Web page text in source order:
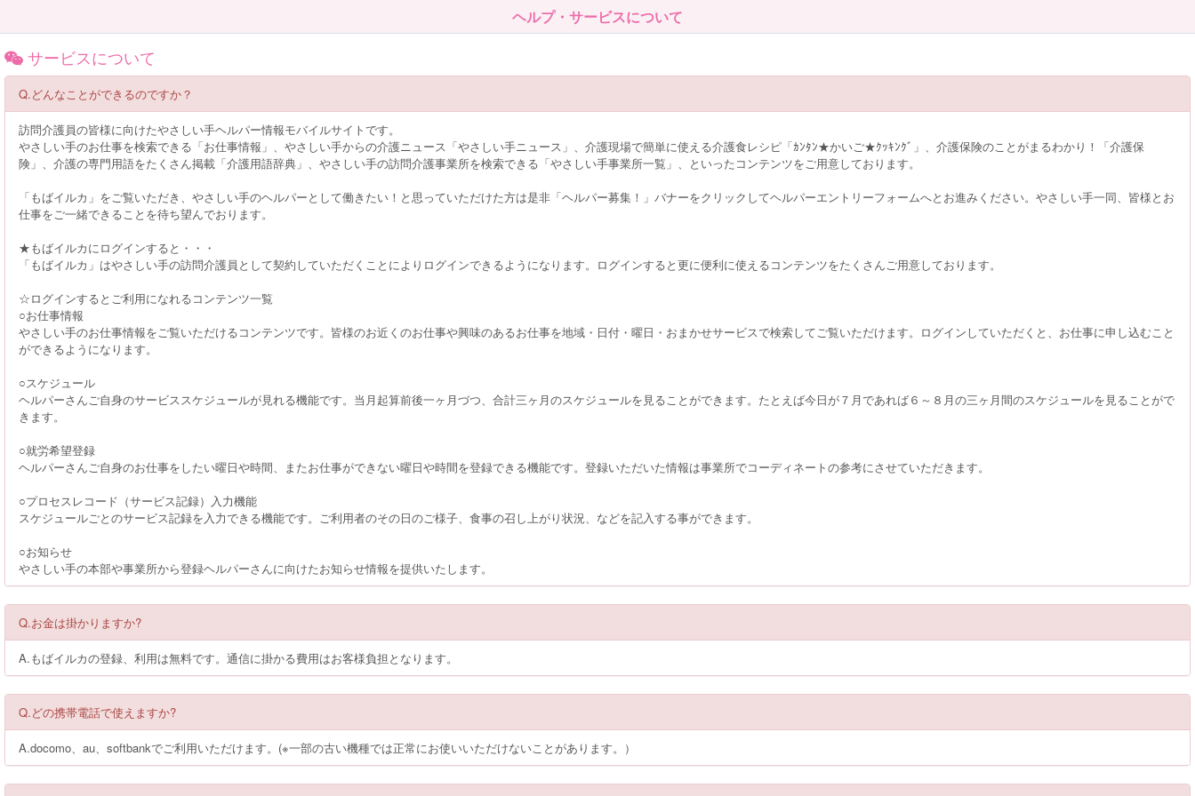
ヘルプ・サービスについて
サービスについて
Q.どんなことができるのですか？
訪問介護員の皆様に向けたやさしい手ヘルパー情報モバイルサイトです。
やさしい手のお仕事を検索できる「お仕事情報」、やさしい手からの介護ニュース「やさしい手ニュース」、介護現場で簡単に使える介護食レシピ「ｶﾝﾀﾝ★かいご★ｸｯｷﾝｸﾞ」、介護保険のことがまるわかり！「介護保
険」、介護の専門用語をたくさん掲載「介護用語辞典」、やさしい手の訪問介護事業所を検索できる「やさしい手事業所一覧」、といったコンテンツをご用意しております。
「もばイルカ」をご覧いただき、やさしい手のヘルパーとして働きたい！と思っていただけた方は是非「ヘルパー募集！」バナーをクリックしてヘルパーエントリーフォームへとお進みください。やさしい手一同、皆様とお
仕事をご一緒できることを待ち望んでおります。
★もばイルカにログインすると・・・
「もばイルカ」はやさしい手の訪問介護員として契約していただくことによりログインできるようになります。ログインすると更に便利に使えるコンテンツをたくさんご用意しております。
☆ログインするとご利用になれるコンテンツ一覧
○お仕事情報
やさしい手のお仕事情報をご覧いただけるコンテンツです。皆様のお近くのお仕事や興味のあるお仕事を地域・日付・曜日・おまかせサービスで検索してご覧いただけます。ログインしていただくと、お仕事に申し込むこと
ができるようになります。
○スケジュール
ヘルパーさんご自身のサービススケジュールが見れる機能です。当月起算前後一ヶ月づつ、合計三ヶ月のスケジュールを見ることができます。たとえば今日が７月であれば６～８月の三ヶ月間のスケジュールを見ることがで
きます。
○就労希望登録
ヘルパーさんご自身のお仕事をしたい曜日や時間、またお仕事ができない曜日や時間を登録できる機能です。登録いただいた情報は事業所でコーディネートの参考にさせていただきます。
○プロセスレコード（サービス記録）入力機能
スケジュールごとのサービス記録を入力できる機能です。ご利用者のその日のご様子、食事の召し上がり状況、などを記入する事ができます。
○お知らせ
やさしい手の本部や事業所から登録ヘルパーさんに向けたお知らせ情報を提供いたします。
Q.お金は掛かりますか?
A.もばイルカの登録、利用は無料です。通信に掛かる費用はお客様負担となります。
Q.どの携帯電話で使えますか?
A.docomo、au、softbankでご利用いただけます。(※一部の古い機種では正常にお使いいただけないことがあります。）